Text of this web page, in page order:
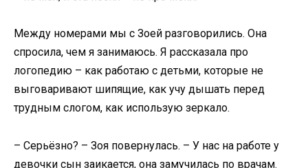
Между номерами мы с Зоей разговорились. Она
спросила, чем я занимаюсь. Я рассказала про
логопедию – как работаю с детьми, которые не
выговаривают шипящие, как учу дышать перед
трудным слогом, как использую зеркало.
– Серьёзно? – Зоя повернулась. – У нас на работе у
девочки сын заикается, она замучилась по врачам.